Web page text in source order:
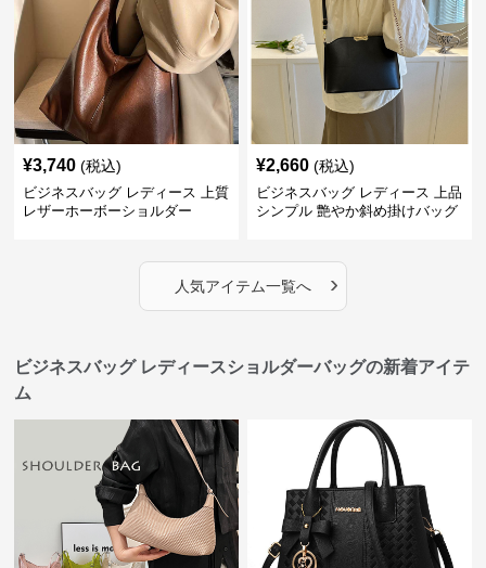
¥3,740 (税込)
ビジネスバッグ レディース 上質
レザーホーボーショルダー
¥2,660 (税込)
ビジネスバッグ レディース 上品
シンプル 艶やか斜め掛けバッグ
人気アイテム一覧へ ›
ビジネスバッグ レディースショルダーバッグの新着アイテ
ム